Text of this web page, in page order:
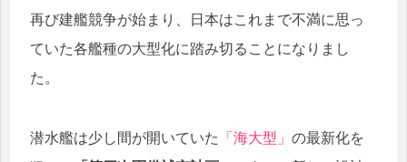
再び建艦競争が始まり、日本はこれまで不満に思っ
ていた各艦種の大型化に踏み切ることになりまし
た。
潜水艦は少し間が開いていた 「海大型」 の最新化を